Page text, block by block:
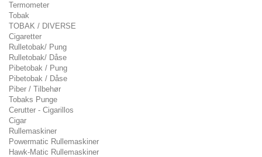
Termometer
Tobak
TOBAK / DIVERSE
Cigaretter
Rulletobak/ Pung
Rulletobak/ Dåse
Pibetobak / Pung
Pibetobak / Dåse
Piber / Tilbehør
Tobaks Punge
Cerutter - Cigarillos
Cigar
Rullemaskiner
Powermatic Rullemaskiner
Hawk-Matic Rullemaskiner